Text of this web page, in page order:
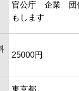
官公庁 企業 団
もします
25000円
東京都